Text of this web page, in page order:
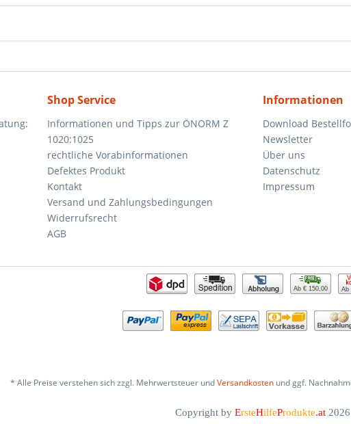
Shop Service
Informationen und Tipps zur ÖNORM Z
1020:1025
rechtliche Vorabinformationen
Defektes Produkt
Kontakt
Versand und Zahlungsbedingungen
Widerrufsrecht
AGB
Informationen
Download
Newsletter
Über uns
Datenschutz
Impressum
Ab € 150,00 Ab
* Alle Preise verstehen sich zzgl. Mehrwertsteuer undVersandkosten und ggf.
Copyright by ErsteHilfeProdukte.at 2026